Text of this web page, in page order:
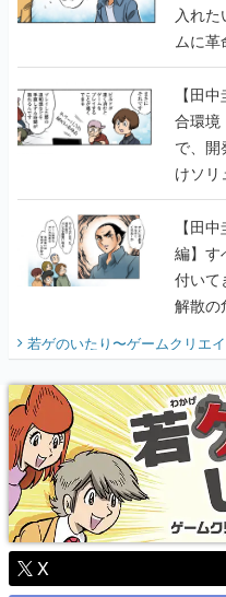
入れ
ムに
のいた
【田
合環境
で、開
けソリ
に行っ
【田
編】す
付いて
解散の
『少年
り】
若ゲのいたり〜ゲームクリエ
X